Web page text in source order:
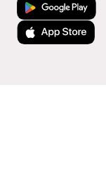
Jetzt bei Google
Laden im App